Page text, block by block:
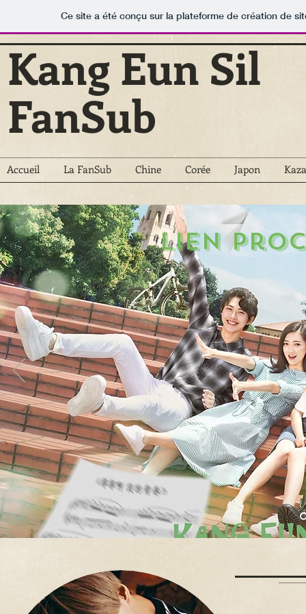
Ce site a été conçu sur la plateforme de création de
Kang Eun Sil
FanSub
Accueil La FanSub Chine Corée Japon
lien